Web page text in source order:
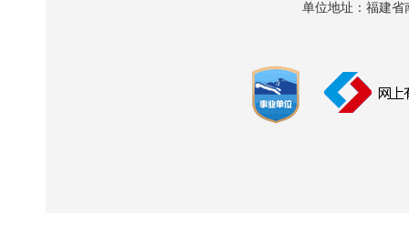
单位地址：福建省